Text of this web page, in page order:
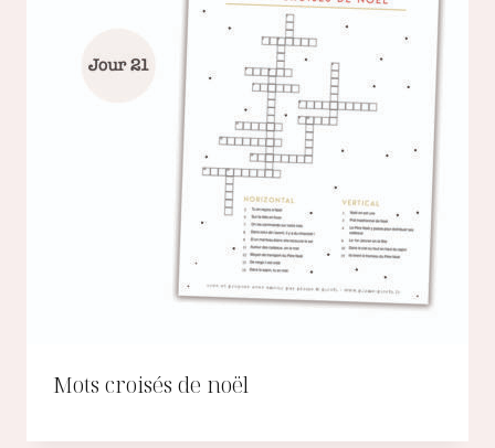
Mots croisés de noël